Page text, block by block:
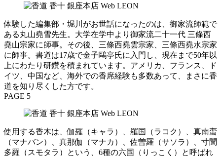
体験した編集部・堀川がお世話になったのは、御家流師範で
ある丸山堯雪先生。大学在学中より御家流二十一代 三條西
堯山宗家に師事。その後、三條西堯雲宗家、三條西堯水宗家
に師事。書道は17歳で金子鷗亭氏に入門し、現在まで50年以
上にわたり研鑽を積まれています。アメリカ、フランス、ド
イツ、中国など、海外での香席経験も多数あって、まさに香
道を知り尽くした方です。
PAGE 5
使用する香木は、伽羅（キャラ）、羅国（ラコク）、真南蛮
（マナバン）、真那伽（マナカ）、佐曽羅（サソラ）、寸聞
多羅（スモタラ）という、6種の六国（りっこく）と呼ばれ